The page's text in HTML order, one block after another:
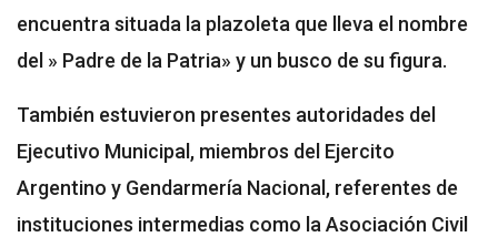
encuentra situada la plazoleta que lleva el nombre
del » Padre de la Patria» y un busco de su figura.
También estuvieron presentes autoridades del
Ejecutivo Municipal, miembros del Ejercito
Argentino y Gendarmería Nacional, referentes de
instituciones intermedias como la Asociación Civil